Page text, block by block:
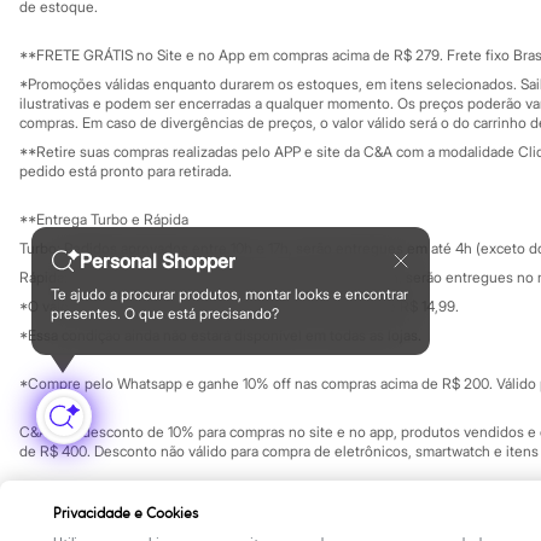
Yessica
Acessórios
Blusas
Calçados
Leggings
Shorts e Bermudas
Tops
Moda íntima
Cintas e Modeladores
Meias
Pijamas
Sutiãs e Tops
Moda praia
Maiôs
Saídas de praia
Personagens
Plus size
Blusas e Camisetas
Calças
Casacos e Jaquetas
Jeans
Personal Shopper
Te ajudo a procurar produtos, montar looks e encontrar
presentes. O que está precisando?
Investidores
Privacidade
Configuração de cookies
Minha privacidade
Educação
Formas de pagamento
de estoque.
**FRETE GRÁTIS no Site e no App em compras acima de R$ 279. Frete fixo
*Promoções válidas enquanto durarem os estoques, em itens selecionados.
ilustrativas e podem ser encerradas a qualquer momento. Os preços poderão
compras. Em caso de divergências de preços, o valor válido será o do carrinho
**Retire suas compras realizadas pelo APP e site da C&A com a modalidade
pedido está pronto para retirada.
**Entrega Turbo e Rápida
Turbo: Pedidos aprovados entre 10h e 17h, serão entregues em até 4h (exceto
Rápida: Pedidos com os pagamentos aprovados até as 10h, serão entregues
*O valor do frete para o turbo é R$ 24,99 e para a rápida é R$ 14,99.
*Essa condição ainda não estará disponível em todas as lojas.
*Compre pelo Whatsapp e ganhe 10% off nas compras acima de R$ 200.
C&A Pay: desconto de 10% para compras no site e no app, produtos vendidos
de R$ 400. Desconto não válido para compra de eletrônicos, smartwatch e
SP Cep: 06455-000 CNPJ 45.242.914/0001-05
Privacidade e Cookies